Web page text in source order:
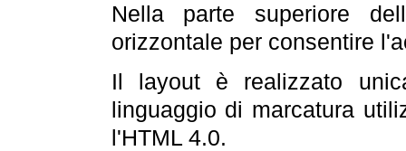
Nella parte superiore
orizzontale per consentire
Il layout è realizzato
linguaggio di marcatura
l'HTML 4.0.